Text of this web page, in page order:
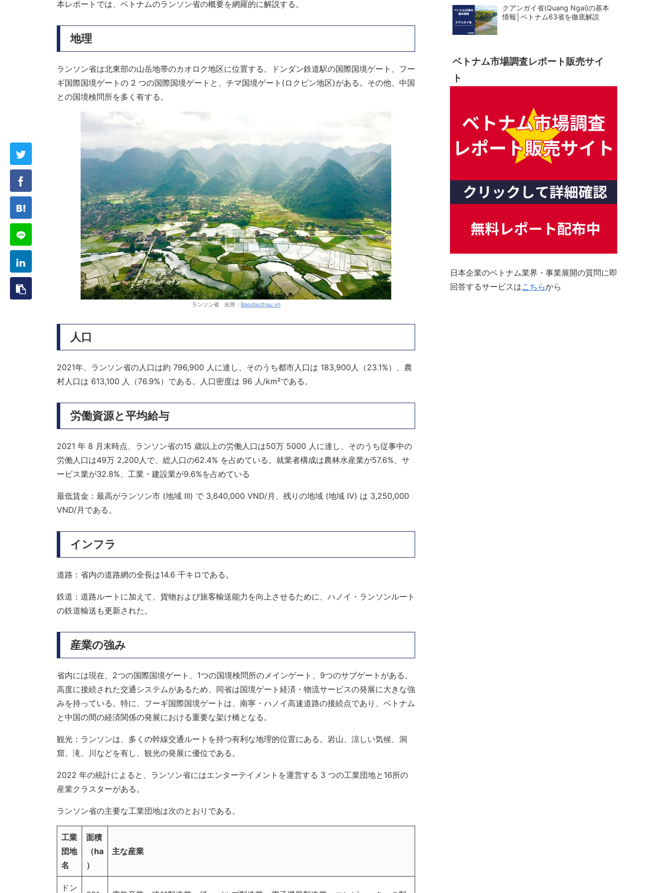
本レポートでは、ベトナムのランソン省の概要を網羅的に解説する。
地理
ランソン省は北東部の山岳地帯のカオロク地区に位置する。ドンダン鉄道駅の国際国境ゲート、フー
ギ国際国境ゲートの 2 つの国際国境ゲートと、チマ国境ゲート(ロクビン地区)がある。その他、中国
との国境検問所を多く有する。
ランソン省 出所： Baodauthau.vn
人口
2021年、ランソン省の人口は約 796,900 人に達し、そのうち都市人口は 183,900人（23.1%）、農
村人口は 613,100 人（76.9%）である。人口密度は 96 人/km²である。
労働資源と平均給与
2021 年 8 月末時点、ランソン省の15 歳以上の労働人口は50万 5000 人に達し、そのうち従事中の
労働人口は49万 2,200人で、総人口の62.4% を占めている。就業者構成は農林水産業が57.6%、サ
ービス業が32.8%、工業・建設業が9.6%を占めている
最低賃金：最高がランソン市 (地域 III) で 3,640,000 VND/月、残りの地域 (地域 IV) は 3,250,000
VND/月である。
インフラ
道路：省内の道路網の全長は14.6 千キロである。
鉄道：道路ルートに加えて、貨物および旅客輸送能力を向上させるために、ハノイ・ランソンルート
の鉄道輸送も更新された。
産業の強み
省内には現在、2つの国際国境ゲート、1つの国境検問所のメインゲート、9つのサブゲートがある。
高度に接続された交通システムがあるため、同省は国境ゲート経済・物流サービスの発展に大きな強
みを持っている。特に、フーギ国際国境ゲートは、南寧・ハノイ高速道路の接続点であり、ベトナム
と中国の間の経済関係の発展における重要な架け橋となる。
観光：ランソンは、多くの幹線交通ルートを持つ有利な地理的位置にある。岩山、涼しい気候、洞
窟、滝、川などを有し、観光の発展に優位である。
2022 年の統計によると、ランソン省にはエンターテイメントを運営する 3 つの工業団地と16所の
産業クラスターがある。
ランソン省の主要な工業団地は次のとおりである。
工業
団地
名
面積
（ha
）
主な産業
ドン
クアンガイ省(Quang Ngai)の基本
情報│ベトナム63省を徹底解説
ベトナム市場調査レポート販売サイ
ト
日本企業のベトナム業界・事業展開の質問に即
回答するサービスはこちらから